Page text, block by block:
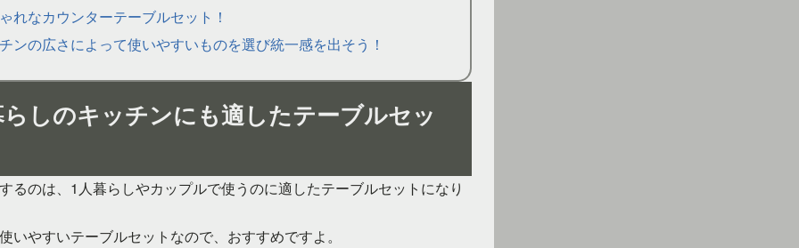
れなカウンターテーブルセット！
ンの広さによって使いやすいものを選び統一感を出そう！
しのキッチンにも適したテーブルセッ
るのは、1人暮らしやカップルで使うのに適したテーブルセットになり
いやすいテーブルセットなので、おすすめですよ。